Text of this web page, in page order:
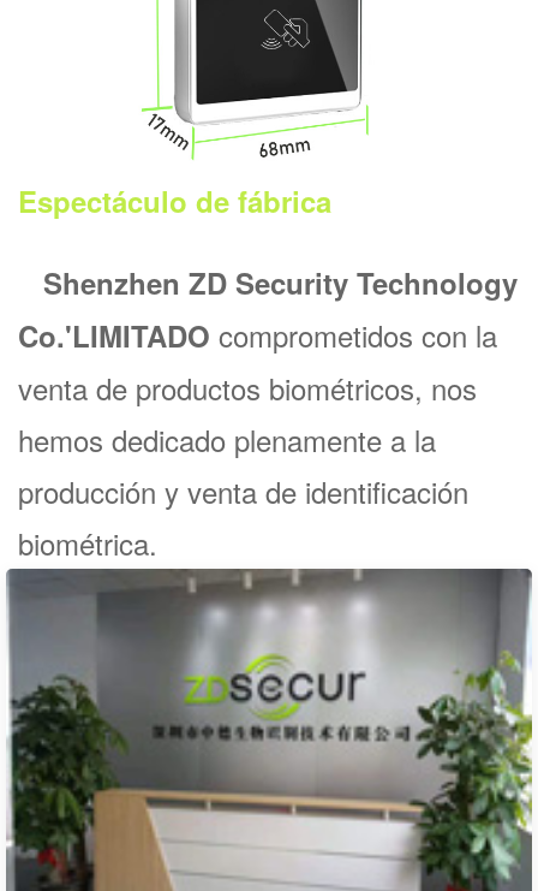
Espectáculo de fábrica
Shenzhen ZD Security Technology
Co.'LIMITADO comprometidos con la
venta de productos biométricos, nos
hemos dedicado plenamente a la
producción y venta de identificación
biométrica.